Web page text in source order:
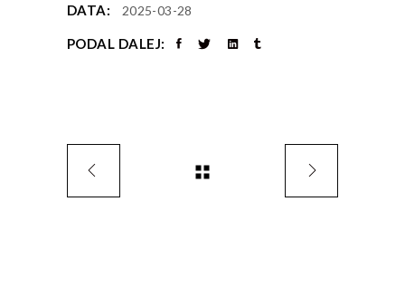
DATA: 2025-03-28
PODAL DALEJ: